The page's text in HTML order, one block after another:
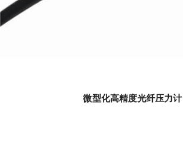
微型化高精度光纤压力计